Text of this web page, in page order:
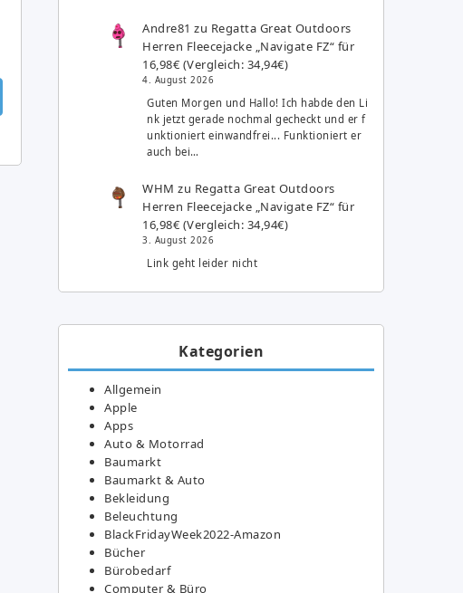
Andre81 zu Regatta Great Outdoors
Herren Fleecejacke „Navigate FZ“ für
16,98€ (Vergleich: 34,94€)
4. August 2026
Guten Morgen und Hallo! Ich habde den Li
nk jetzt gerade nochmal gecheckt und er f
unktioniert einwandfrei... Funktioniert er
auch bei…
WHM zu Regatta Great Outdoors
Herren Fleecejacke „Navigate FZ“ für
16,98€ (Vergleich: 34,94€)
3. August 2026
Link geht leider nicht
Kategorien
Allgemein
Apple
Apps
Auto & Motorrad
Baumarkt
Baumarkt & Auto
Bekleidung
Beleuchtung
BlackFridayWeek2022-Amazon
Bücher
Bürobedarf
Computer & Büro